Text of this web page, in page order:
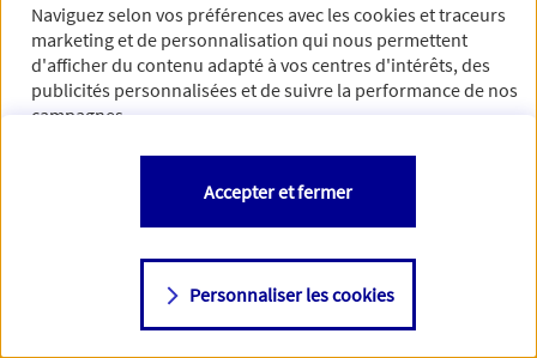
Naviguez selon vos préférences avec lescookies et traceurs
marketing et de personnalisation qui nous permettent
d'afficher du contenu adapté à vos centres d'intérêts, des
publicités personnalisées et de suivre la performance de nos
campagnes.
Vous êtes libre de les accepter, de les refuser comme de
changer d'avis à tout moment en allant sur
Consulter notre politique decookies
Personnaliser les cookies
Accepter et fermer